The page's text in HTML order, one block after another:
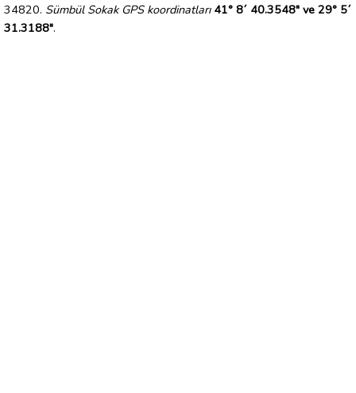
34820. Sümbül Sokak GPS koordinatları 41° 8´ 40.3548" ve 29° 5´
31.3188".